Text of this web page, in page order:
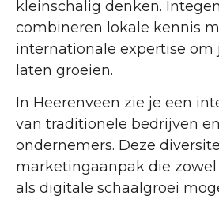
kleinschalig denken.
combineren lokale kennis
internationale expertise om
laten groeien.
In Heerenveen zie je een
van traditionele bedrijven
ondernemers. Deze
marketingaanpak die
als digitale schaalgroei